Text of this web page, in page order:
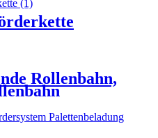
Rollenbahn,